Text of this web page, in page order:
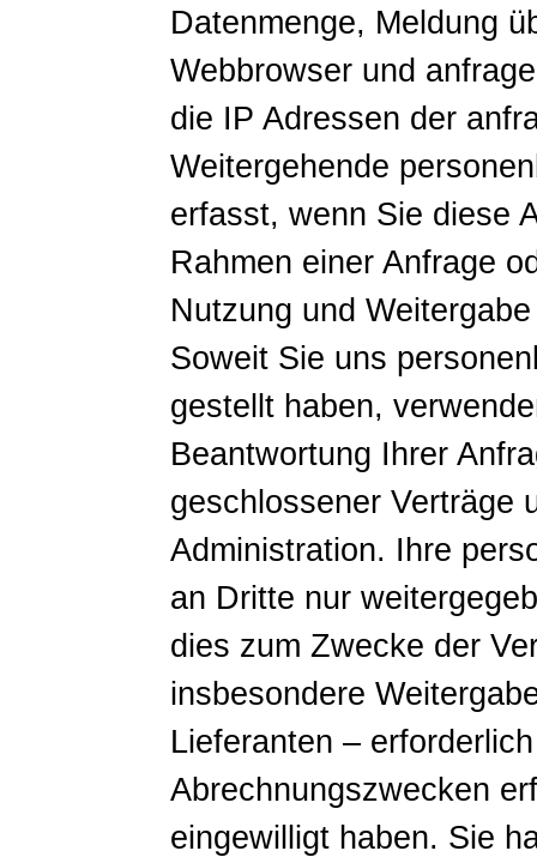
Datenmenge, Meldung
Webbrowser und
die IP Adressen der
Weitergehende
erfasst, wenn Sie diese
Rahmen einer Anfrage
Nutzung und
Soweit Sie uns
gestellt haben,
Beantwortung Ihrer
geschlossener Verträge
Administration. Ihre
an Dritte nur
dies zum Zwecke der
insbesondere
Lieferanten –
Abrechnungszwecken
eingewilligt haben. Sie